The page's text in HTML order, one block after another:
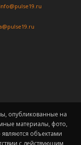
info@pulse19.ru
опубликованные на
материалы, фото,
объектами
с действующим